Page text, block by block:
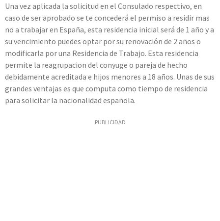
Una vez aplicada la solicitud en el Consulado respectivo, en
caso de ser aprobado se te concederá el permiso a residir mas
no a trabajar en España, esta residencia inicial será de 1 año y a
su vencimiento puedes optar por su renovación de 2 años o
modificarla por una Residencia de Trabajo. Esta residencia
permite la reagrupacion del conyuge o pareja de hecho
debidamente acreditada e hijos menores a 18 años. Unas de sus
grandes ventajas es que computa como tiempo de residencia
para solicitar la nacionalidad española.
PUBLICIDAD